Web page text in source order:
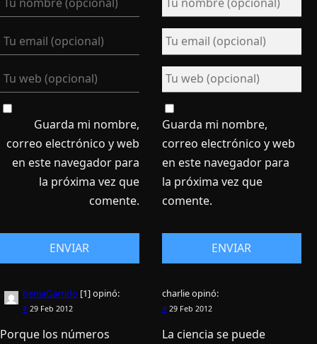
Guarda mi nombre,
correo electrónico y web
en este navegador para
la próxima vez que
comente.
benjaGarrido [1]opinó:
# 29 Feb 2012
Porque los números
Guarda mi nombre,
correo electrónico y web
en este navegador para
la próxima vez que
comente.
charlieopinó:
#29 Feb 2012
La ciencia se puede